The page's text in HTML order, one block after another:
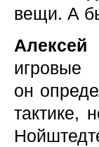
вещи. А
игровые
он
тактике,